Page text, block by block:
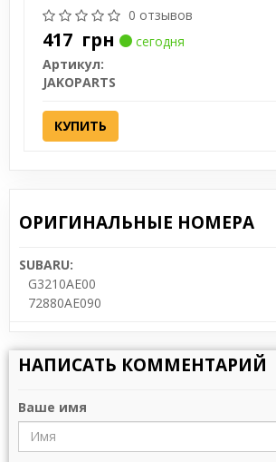
0 отзывов
417 грн
сегодня
Артикул:
JAKOPARTS
КУПИТЬ
ОРИГИНАЛЬНЫЕ НОМЕРА
SUBARU:
G3210AE00
72880AE090
НАПИСАТЬ КОММЕНТАРИЙ
Ваше имя